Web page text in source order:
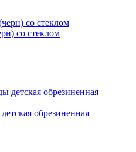
со стеклом
обрезиненная